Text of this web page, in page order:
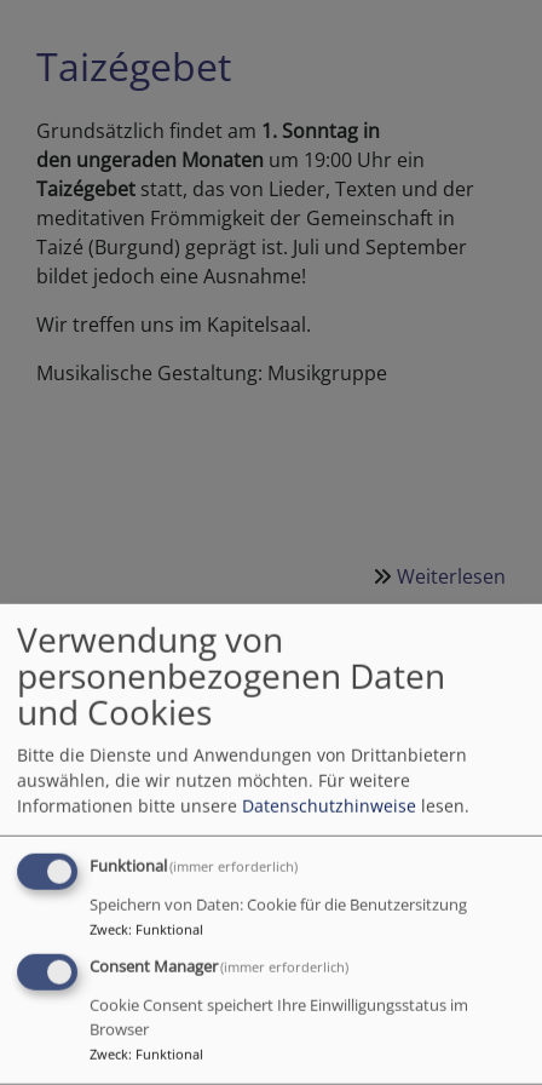
Taizégebet
Grundsätzlich findet am 1. Sonntag in
den ungeraden Monaten um 19:00 Uhr ein
Taizégebet statt, das von Lieder, Texten und der
meditativen Frömmigkeit der Gemeinschaft in
Taizé (Burgund) geprägt ist. Juli und September
bildet jedoch eine Ausnahme!
Wir treffen uns im Kapitelsaal.
Musikalische Gestaltung: Musikgruppe
Weiterlesen
Jugendandacht
... für alle Jugendlichen und Interessierten
Sonntags um 18.00 Uhrmit offenem Ende.
Herzliche Einladung dazu, v.a. an die Präparanden,
Konfirmanden, Jugendlichen... Kommt, seht und
staunt, um Spiel, Spaß und natürlich Andacht zu
erleben. Nach der Andacht und dem Programm
lassen wir den Abend gemeinsam mit Gesprächen,
Kicker, Airhockey, Snacks und Getränken
ausklingen.
Verwendung von
personenbezogenen Daten
und Cookies
Bitte die Dienste und Anwendungen von Drittanbietern
auswählen, die wir nutzen möchten. Für weitere
Informationen bitte unsere Datenschutzhinweise lesen.
Funktional(immer erforderlich)
Speichern von Daten: Cookie für die Benutzersitzung
Zweck: Funktional
Consent Manager(immer erforderlich)
Cookie Consent speichert Ihre Einwilligungsstatus im
Browser
Zweck: Funktional